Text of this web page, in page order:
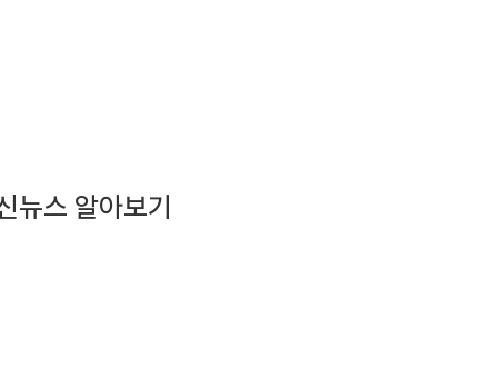
뉴스 알아보기